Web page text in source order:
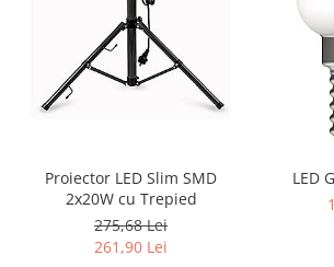
Proiector LED Slim SMD
2x20W cu Trepied
275,68 Lei
261,90 Lei
LED